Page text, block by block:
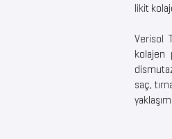
likit
Verisol
kolajen
saç,
yaklaşım